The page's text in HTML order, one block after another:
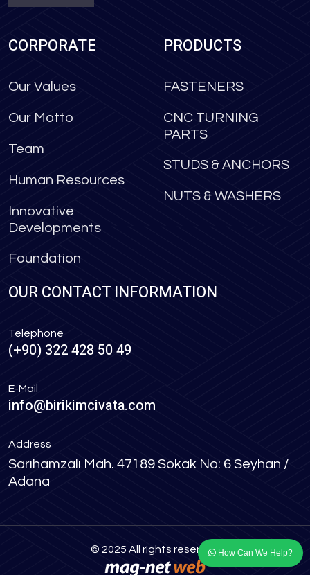
CORPORATE
Our Values
Our Motto
Team
Human Resources
Innovative
Developments
Foundation
PRODUCTS
FASTENERS
CNC TURNING
PARTS
STUDS & ANCHORS
NUTS & WASHERS
OUR CONTACT INFORMATION
Telephone
(+90) 322 428 50 49
E-Mail
info@birikimcivata.com
Address
Sarıhamzalı Mah. 47189 Sokak No: 6 Seyhan /
Adana
© 2025 All rights reservedHow Can We Help?